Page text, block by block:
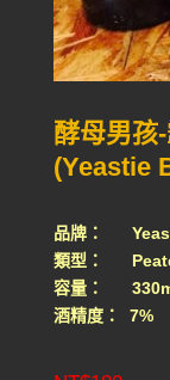
酵母男孩
(Yeastie
品牌：
類型：
容量：
酒精度： 7%